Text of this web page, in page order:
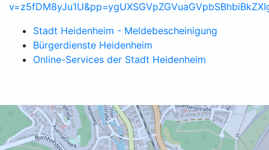
Stadt Heidenheim - Meldebescheinigung
Bürgerdienste Heidenheim
Online-Services der Stadt Heidenheim